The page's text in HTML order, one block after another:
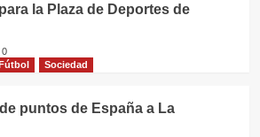
la Plaza de Deportes de
0
Fútbol Sociedad
puntos de España a La